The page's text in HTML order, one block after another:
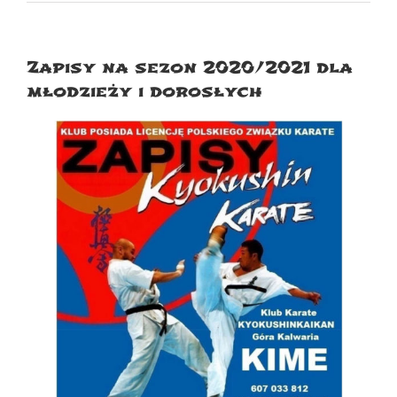
Zapisy na sezon 2020/2021 dla
młodzieży i dorosłych